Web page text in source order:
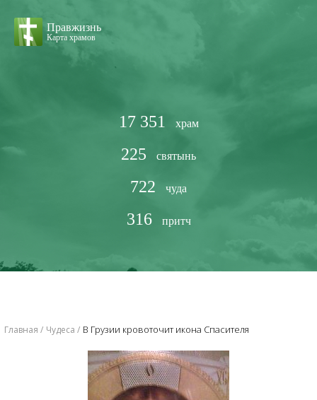
Правжизнь
Карта храмов
17 351 храм
225 святынь
722 чуда
316 притч
Главная Чудеса В Грузии кровоточит икона Спасителя